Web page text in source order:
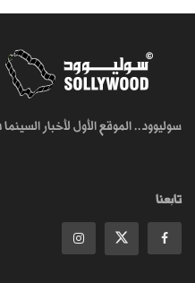
سوليوود.. الموقع الأول لأخبار
تابعنا